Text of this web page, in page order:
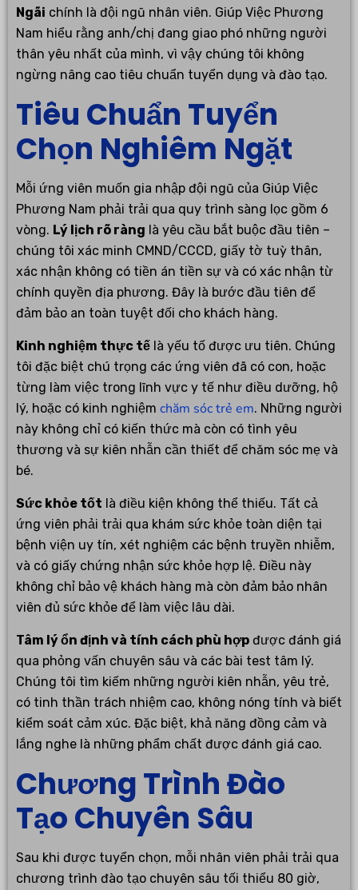
Ngãi chính là đội ngũ nhân viên. Giúp Việc Phương
Nam hiểu rằng anh/chị đang giao phó những người
thân yêu nhất của mình, vì vậy chúng tôi không
ngừng nâng cao tiêu chuẩn tuyển dụng và đào tạo.
Tiêu Chuẩn Tuyển
Chọn Nghiêm Ngặt
Mỗi ứng viên muốn gia nhập đội ngũ của Giúp Việc
Phương Nam phải trải qua quy trình sàng lọc gồm 6
vòng. Lý lịch rõ ràng là yêu cầu bắt buộc đầu tiên –
chúng tôi xác minh CMND/CCCD, giấy tờ tuỳ thân,
xác nhận không có tiền án tiền sự và có xác nhận từ
chính quyền địa phương. Đây là bước đầu tiên để
đảm bảo an toàn tuyệt đối cho khách hàng.
Kinh nghiệm thực tế là yếu tố được ưu tiên. Chúng
tôi đặc biệt chú trọng các ứng viên đã có con, hoặc
từng làm việc trong lĩnh vực y tế như điều dưỡng, hộ
lý, hoặc có kinh nghiệm chăm sóc trẻ em. Những người
này không chỉ có kiến thức mà còn có tình yêu
thương và sự kiên nhẫn cần thiết để chăm sóc mẹ và
bé.
Sức khỏe tốt là điều kiện không thể thiếu. Tất cả
ứng viên phải trải qua khám sức khỏe toàn diện tại
bệnh viện uy tín, xét nghiệm các bệnh truyền nhiễm,
và có giấy chứng nhận sức khỏe hợp lệ. Điều này
không chỉ bảo vệ khách hàng mà còn đảm bảo nhân
viên đủ sức khỏe để làm việc lâu dài.
Tâm lý ổn định và tính cách phù hợp được đánh giá
qua phỏng vấn chuyên sâu và các bài test tâm lý.
Chúng tôi tìm kiếm những người kiên nhẫn, yêu trẻ,
có tinh thần trách nhiệm cao, không nóng tính và biết
kiểm soát cảm xúc. Đặc biệt, khả năng đồng cảm và
lắng nghe là những phẩm chất được đánh giá cao.
Chương Trình Đào
Tạo Chuyên Sâu
Sau khi được tuyển chọn, mỗi nhân viên phải trải qua
chương trình đào tạo chuyên sâu tối thiểu 80 giờ,